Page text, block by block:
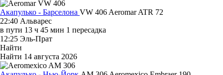
Акапулько - Барселона VW 406 AeromarATR 72
22:40 Альварес
в пути 13 ч 45 мин 1 пересадка
12:25 Эль-Прат
Найти
Найти 14 августа 2026